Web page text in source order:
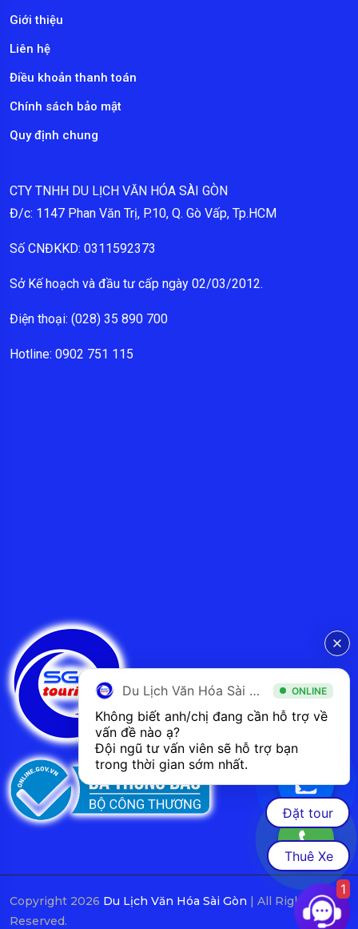
Giới thiệu
Liên hệ
Điều khoản thanh toán
Chính sách bảo mật
Quy định chung
CTY TNHH DU LỊCH VĂN HÓA SÀI GÒN
Đ/c: 1147 Phan Văn Trị, P.10, Q. Gò Vấp, Tp.HCM
Số CNĐKKD: 0311592373
Sở Kế hoạch và đầu tư cấp ngày 02/03/2012.
Điện thoại: (028) 35 890 700
Hotline: 0902 751 115
Copyright 2026 Du Lịch Văn Hóa Sài Gòn | All Rights
Reserved.
Du Lịch Văn Hóa Sài Gòn ONLINE
Không biết anh/chị đang cần hỗ trợ về
vấn đề nào ạ?
Đội ngũ tư vấn viên sẽ hỗ trợ bạn
trong thời gian sớm nhất.
Đặt tour
Thuê Xe
1